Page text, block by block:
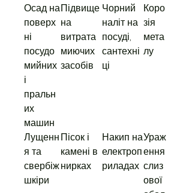
Осад на
поверх
ні
посудо
мийних
і
пральн
их
машин
Підвище
на
витрата
миючих
засобів
Чорний
наліт на
посуді,
сантехні
ці
Коро
зія
мета
лу
Лущенн
я та
свербіж
шкіри
Пісок і
камені в
нирках
Накип на
електроп
риладах
Ураж
ення
слиз
ової